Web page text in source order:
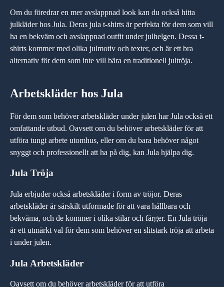
Om du föredrar en mer avslappnad look kan du också hitta
julkläder hos Jula. Deras jula t-shirts är perfekta för dem som vill
ha en bekväm och avslappnad outfit under julhelgen. Dessa t-
shirts kommer med olika julmotiv och texter, och är ett bra
alternativ för dem som inte vill bära en traditionell jultröja.
Arbetskläder hos Jula
För dem som behöver arbetskläder under julen har Jula också ett
omfattande utbud. Oavsett om du behöver arbetskläder för att
utföra tungt arbete utomhus, eller om du bara behöver något
snyggt och professionellt att ha på dig, kan Jula hjälpa dig.
Jula Tröja
Jula erbjuder också arbetskläder i form av tröjor. Deras
arbetskläder är särskilt utformade för att vara hållbara och
bekväma, och de kommer i olika stilar och färger. En Jula tröja
är ett utmärkt val för dem som behöver en slitstark tröja att arbeta
i under julen.
Jula Arbetskläder
Oavsett om du behöver arbetskläder för att utföra